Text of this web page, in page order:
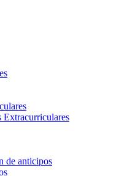
Extracurriculares
de anticipos